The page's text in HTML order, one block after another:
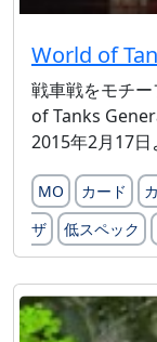
World of
戦車戦をモチ
of Tanks
2015年2月17日
MO カード
ザ
低スペック